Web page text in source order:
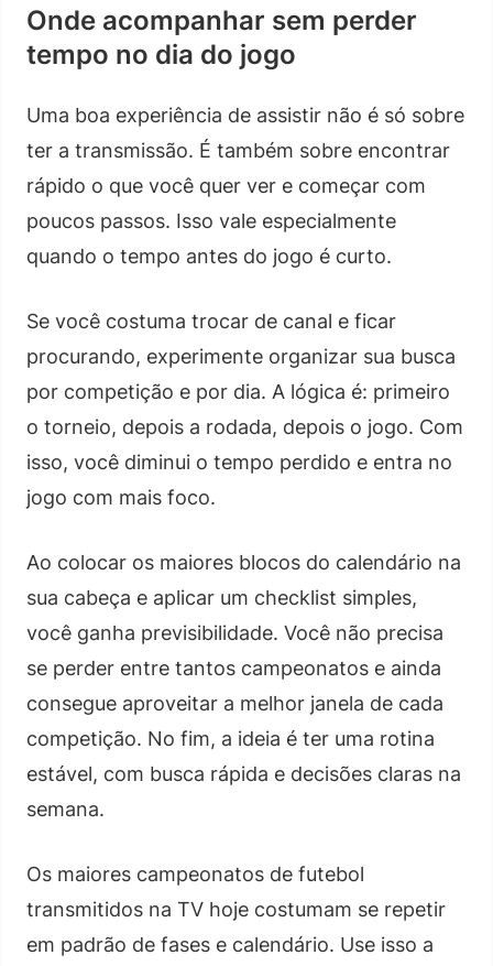
Onde acompanhar sem perder
tempo no dia do jogo
Uma boa experiência de assistir não é só sobre
ter a transmissão. É também sobre encontrar
rápido o que você quer ver e começar com
poucos passos. Isso vale especialmente
quando o tempo antes do jogo é curto.
Se você costuma trocar de canal e ficar
procurando, experimente organizar sua busca
por competição e por dia. A lógica é: primeiro
o torneio, depois a rodada, depois o jogo. Com
isso, você diminui o tempo perdido e entra no
jogo com mais foco.
Ao colocar os maiores blocos do calendário na
sua cabeça e aplicar um checklist simples,
você ganha previsibilidade. Você não precisa
se perder entre tantos campeonatos e ainda
consegue aproveitar a melhor janela de cada
competição. No fim, a ideia é ter uma rotina
estável, com busca rápida e decisões claras na
semana.
Os maiores campeonatos de futebol
transmitidos na TV hoje costumam se repetir
em padrão de fases e calendário. Use isso a